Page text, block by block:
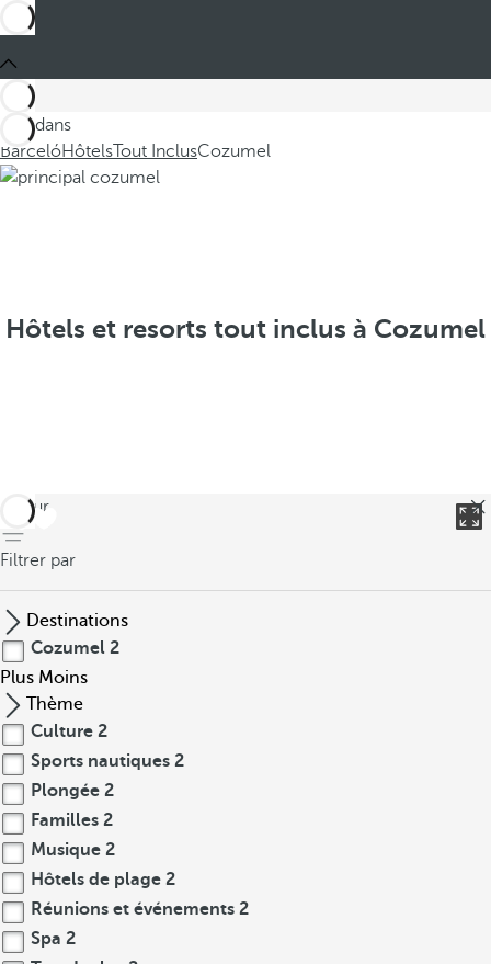
Ces dans
BarcelóHôtelsTout InclusCozumel
Hôtels et resorts tout inclus à Cozumel
retour
Filtrer par
Destinations
Cozumel 2
Plus Moins
Thème
Culture 2
Sports nautiques 2
Plongée 2
Familles 2
Musique 2
Hôtels de plage 2
Réunions et événements 2
Spa 2